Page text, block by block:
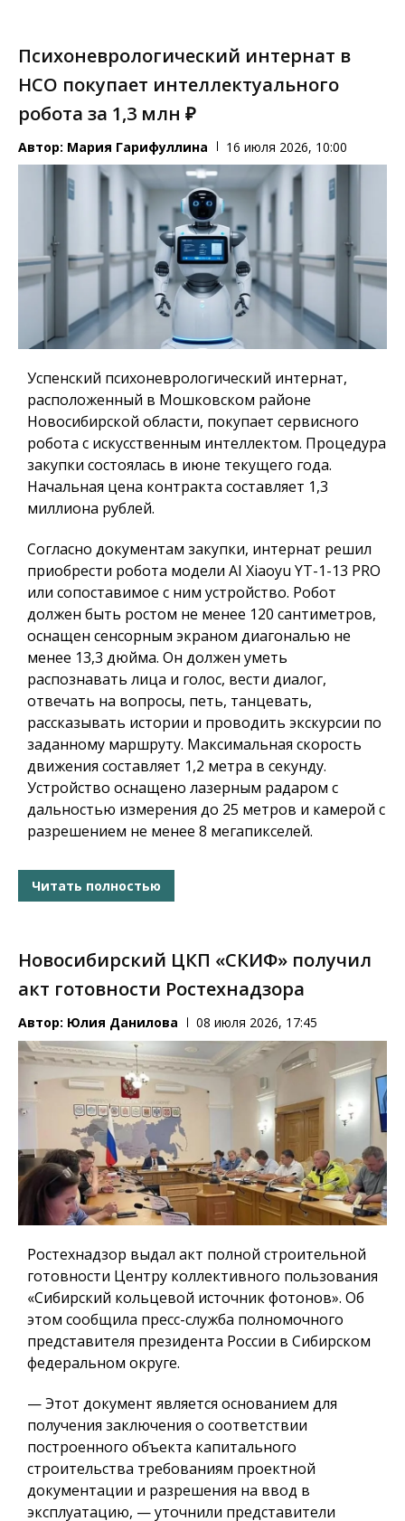
Психоневрологический интернат в
НСО покупает интеллектуального
робота за 1,3 млн ₽
Автор: Мария Гарифуллина 16 июля 2026, 10:00
Успенский психоневрологический интернат,
расположенный в Мошковском районе
Новосибирской области, покупает сервисного
робота с искусственным интеллектом. Процедура
закупки состоялась в июне текущего года.
Начальная цена контракта составляет 1,3
миллиона рублей.
Согласно документам закупки, интернат решил
приобрести робота модели AI Xiaoyu YT-1-13 PRO
или сопоставимое с ним устройство. Робот
должен быть ростом не менее 120 сантиметров,
оснащен сенсорным экраном диагональю не
менее 13,3 дюйма. Он должен уметь
распознавать лица и голос, вести диалог,
отвечать на вопросы, петь, танцевать,
рассказывать истории и проводить экскурсии по
заданному маршруту. Максимальная скорость
движения составляет 1,2 метра в секунду.
Устройство оснащено лазерным радаром с
дальностью измерения до 25 метров и камерой с
разрешением не менее 8 мегапикселей.
Читать полностью
Новосибирский ЦКП «СКИФ» получил
акт готовности Ростехнадзора
Автор: Юлия Данилова 08 июля 2026, 17:45
Ростехнадзор выдал акт полной строительной
готовности Центру коллективного пользования
«Сибирский кольцевой источник фотонов». Об
этом сообщила пресс-служба полномочного
представителя президента России в Сибирском
федеральном округе.
— Этот документ является основанием для
получения заключения о соответствии
построенного объекта капитального
строительства требованиям проектной
документации и разрешения на ввод в
эксплуатацию, — уточнили представители